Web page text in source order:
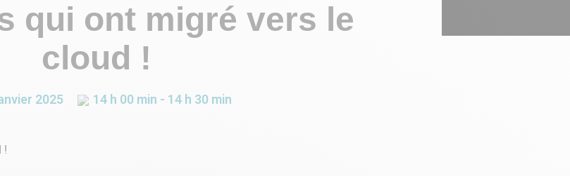
qui ont migré vers le
cloud !
2025 14 h 00 min - 14 h 30 min
!